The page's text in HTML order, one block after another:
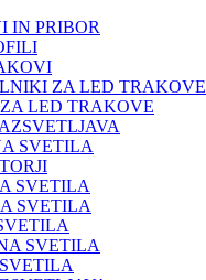
IN PRIBOR
ZA LED TRAKOVE
LED TRAKOVE
SVETILA
SVETILA
SVETILA
SVETILA